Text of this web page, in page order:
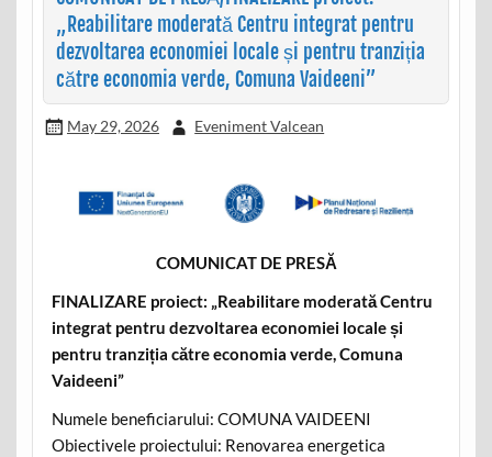
„Reabilitare moderată Centru integrat pentru
dezvoltarea economiei locale și pentru tranziția
către economia verde, Comuna Vaideeni”
May 29, 2026 Eveniment Valcean
COMUNICAT DE PRESĂ
FINALIZARE proiect: „Reabilitare moderată Centru
integrat pentru dezvoltarea economiei locale și
pentru tranziția către economia verde, Comuna
Vaideeni”
Numele beneficiarului: COMUNA VAIDEENI
Obiectivele proiectului: Renovarea energetica